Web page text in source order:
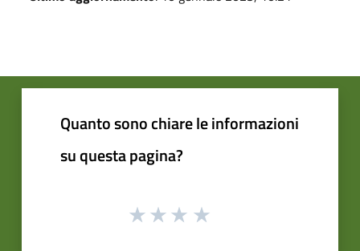
Quanto sono chiare le informazioni
su questa pagina?